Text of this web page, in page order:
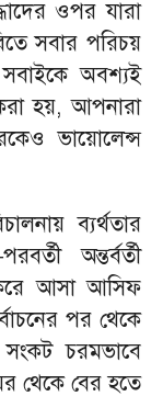
ওপর যারা
সবার পরিচয়
অবশ্যই
করা হয়, আপনারা
ভায়োলেন্স
ব্যর্থতার
অন্তর্বর্তী
করে আসা আসিফ
পর থেকে
সংকট চরমভাবে
থেকে বের হতে